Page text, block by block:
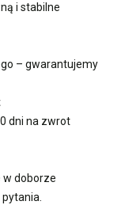
i stabilne
– gwarantujemy
dni na zwrot
w doborze